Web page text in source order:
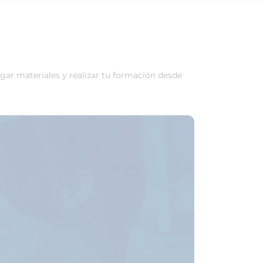
materiales y realizar tu formación desde